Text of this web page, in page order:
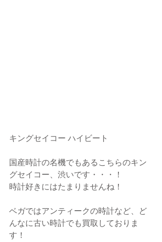
キングセイコー ハイビート
国産時計の名機でもあるこちらのキン
グセイコー、渋いです・・・！
時計好きにはたまりませんね！
ベガではアンティークの時計など、ど
んなに古い時計でも買取しておりま
す！